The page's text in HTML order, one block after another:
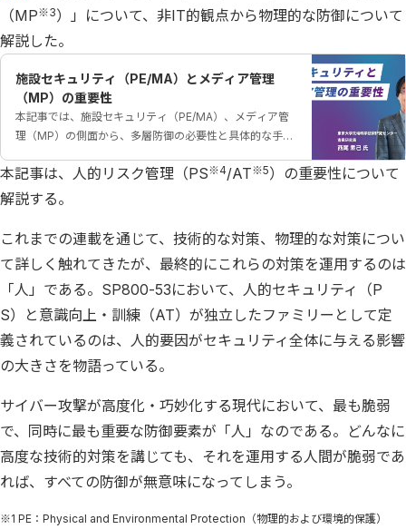
（MP※3）」について、非IT的観点から物理的な防御について
解説した。
施設セキュリティ（PE/MA）とメディア管理
（MP）の重要性
本記事では、施設セキュリティ（PE/MA）、メディア管
理（MP）の側面から、多層防御の必要性と具体的な手法
本記事は、人的リスク管理（PS※4/AT※5）の重要性について
解説する。
これまでの連載を通じて、技術的な対策、物理的な対策につい
て詳しく触れてきたが、最終的にこれらの対策を運用するのは
「人」である。SP800-53において、人的セキュリティ（P
S）と意識向上・訓練（AT）が独立したファミリーとして定
義されているのは、人的要因がセキュリティ全体に与える影響
の大きさを物語っている。
サイバー攻撃が高度化・巧妙化する現代において、最も脆弱
で、同時に最も重要な防御要素が「人」なのである。どんなに
高度な技術的対策を講じても、それを運用する人間が脆弱であ
れば、すべての防御が無意味になってしまう。
※1 PE：Physical and Environmental Protection（物理的および環境的保護）